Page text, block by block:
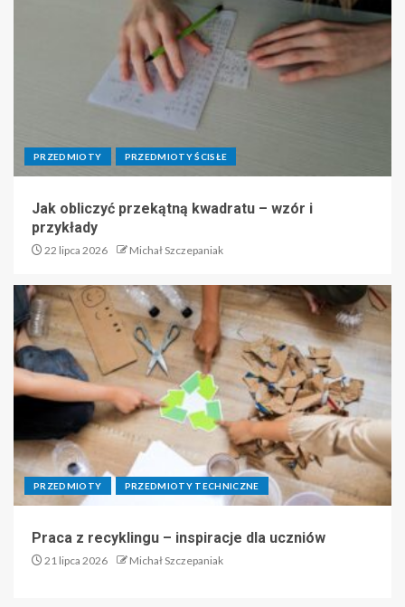
PRZEDMIOTY PRZEDMIOTY ŚCISŁE
Jak obliczyć przekątną kwadratu – wzór i
przykłady
22 lipca 2026 Michał Szczepaniak
PRZEDMIOTY PRZEDMIOTY TECHNICZNE
Praca z recyklingu – inspiracje dla uczniów
21 lipca 2026 Michał Szczepaniak